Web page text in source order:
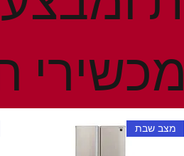
מצב שבת
מכשירי